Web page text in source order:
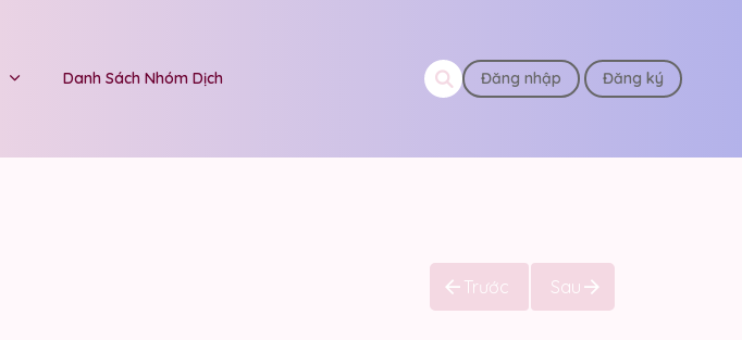
Danh Sách Nhóm Dịch Đăng nhập Đăng ký
Trước Sau